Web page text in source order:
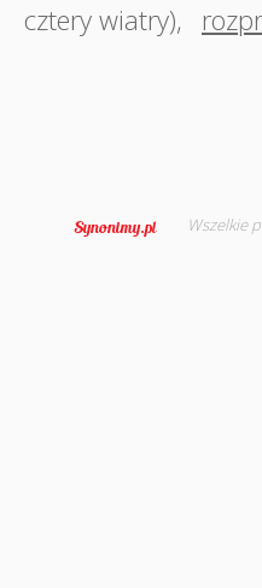
cztery wiatry),
Wszelkie